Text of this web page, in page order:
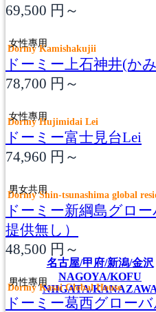
名古屋/甲府/新潟/金沢
NAGOYA/KOFU
NIIGATA/
69,500 円～
女性專用
Dormy Kamishakujii
ドーミー上石神井(か
78,700 円～
女性專用
Dormy Hujimidai Lei
ドーミー富士見台Lei
74,960 円～
男女共用
Dormy Shin-tsunashima global
ドーミー新綱島グロ
提供無し）
48,500 円～
男性專用
Dormy Kasai Global House
ドーミー葛西グロー